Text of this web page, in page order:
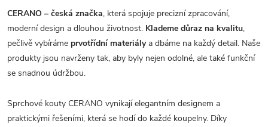
CERANO – česká značka, která spojuje precizní zpracování,
moderní design a dlouhou životnost. Klademe důraz na kvalitu,
pečlivě vybíráme prvotřídní materiálya dbáme na každý detail. Naše
produkty jsou navrženy tak, aby byly nejen odolné, ale také funkční
se snadnou údržbou.
Sprchové kouty CERANO vynikají elegantním designem a
praktickými řešeními, která se hodí do každé koupelny. Díky